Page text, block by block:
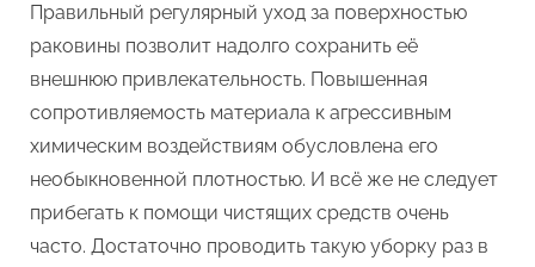
Правильный регулярный уход за поверхностью
раковины позволит надолго сохранить её
внешнюю привлекательность. Повышенная
сопротивляемость материала к агрессивным
химическим воздействиям обусловлена его
необыкновенной плотностью. И всё же не следует
прибегать к помощи чистящих средств очень
часто. Достаточно проводить такую уборку раз в